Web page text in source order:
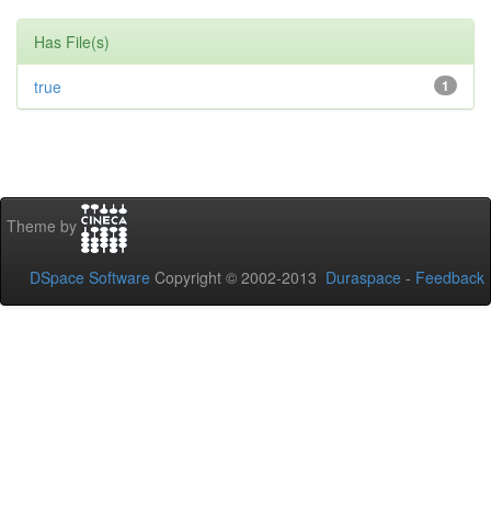
Has File(s)
1
true
Theme by
DSpace Software Copyright © 2002-2013 Duraspace - Feedback